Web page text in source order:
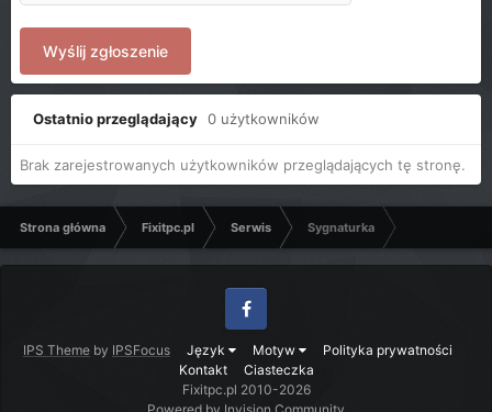
Wyślij zgłoszenie
Ostatnio przeglądający 0 użytkowników
Brak zarejestrowanych użytkowników przeglądających tę stronę.
Strona główna Fixitpc.pl Serwis Sygnaturka
IPS Theme by IPSFocus Język Motyw
Polityka prywatności
Kontakt
Ciasteczka
Facebook
Fixitpc.pl 2010-2026